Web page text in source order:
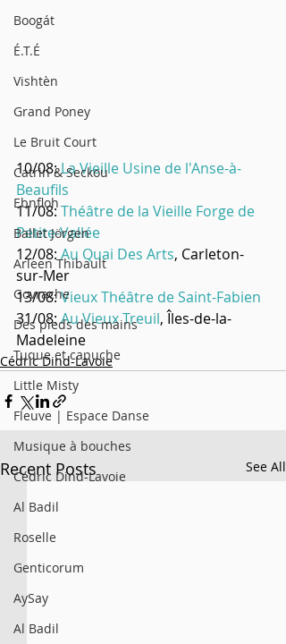
Boogát
É.T.É
Vishtèn
Grand Poney
Le Bruit Court
Catrin & Seckou
Ebnfloh
Ballet Jörgen
Arleen Thibault
Govrache
Des pieds des mains
Tuque et capuche
Little Misty
Fleuve | Espace Danse
Musique à bouches
Cédric Dind-Lavoie
Al Badil
Roselle
Genticorum
AySay
Al Badil
10/08: La Vieille Usine de l'Anse-à-
Beaufils
11/08: Théâtre de la Vieille Forge de
Petite-Vallée
12/08: Au Quai Des Arts, Carleton-
sur-Mer
13/08: Vieux Théâtre de Saint-Fabien
31/08: Au Vieux Treuil, Îles-de-la-
Madeleine
Cédric Dind-Lavoie
Recent Posts See All